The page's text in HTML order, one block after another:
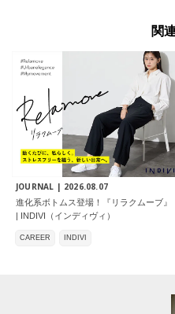
関
JOURNAL | 2026.08.07
進化系ボトムス登場！『リラクムーブ』
| INDIVI（インディヴィ）
CAREER INDIVI